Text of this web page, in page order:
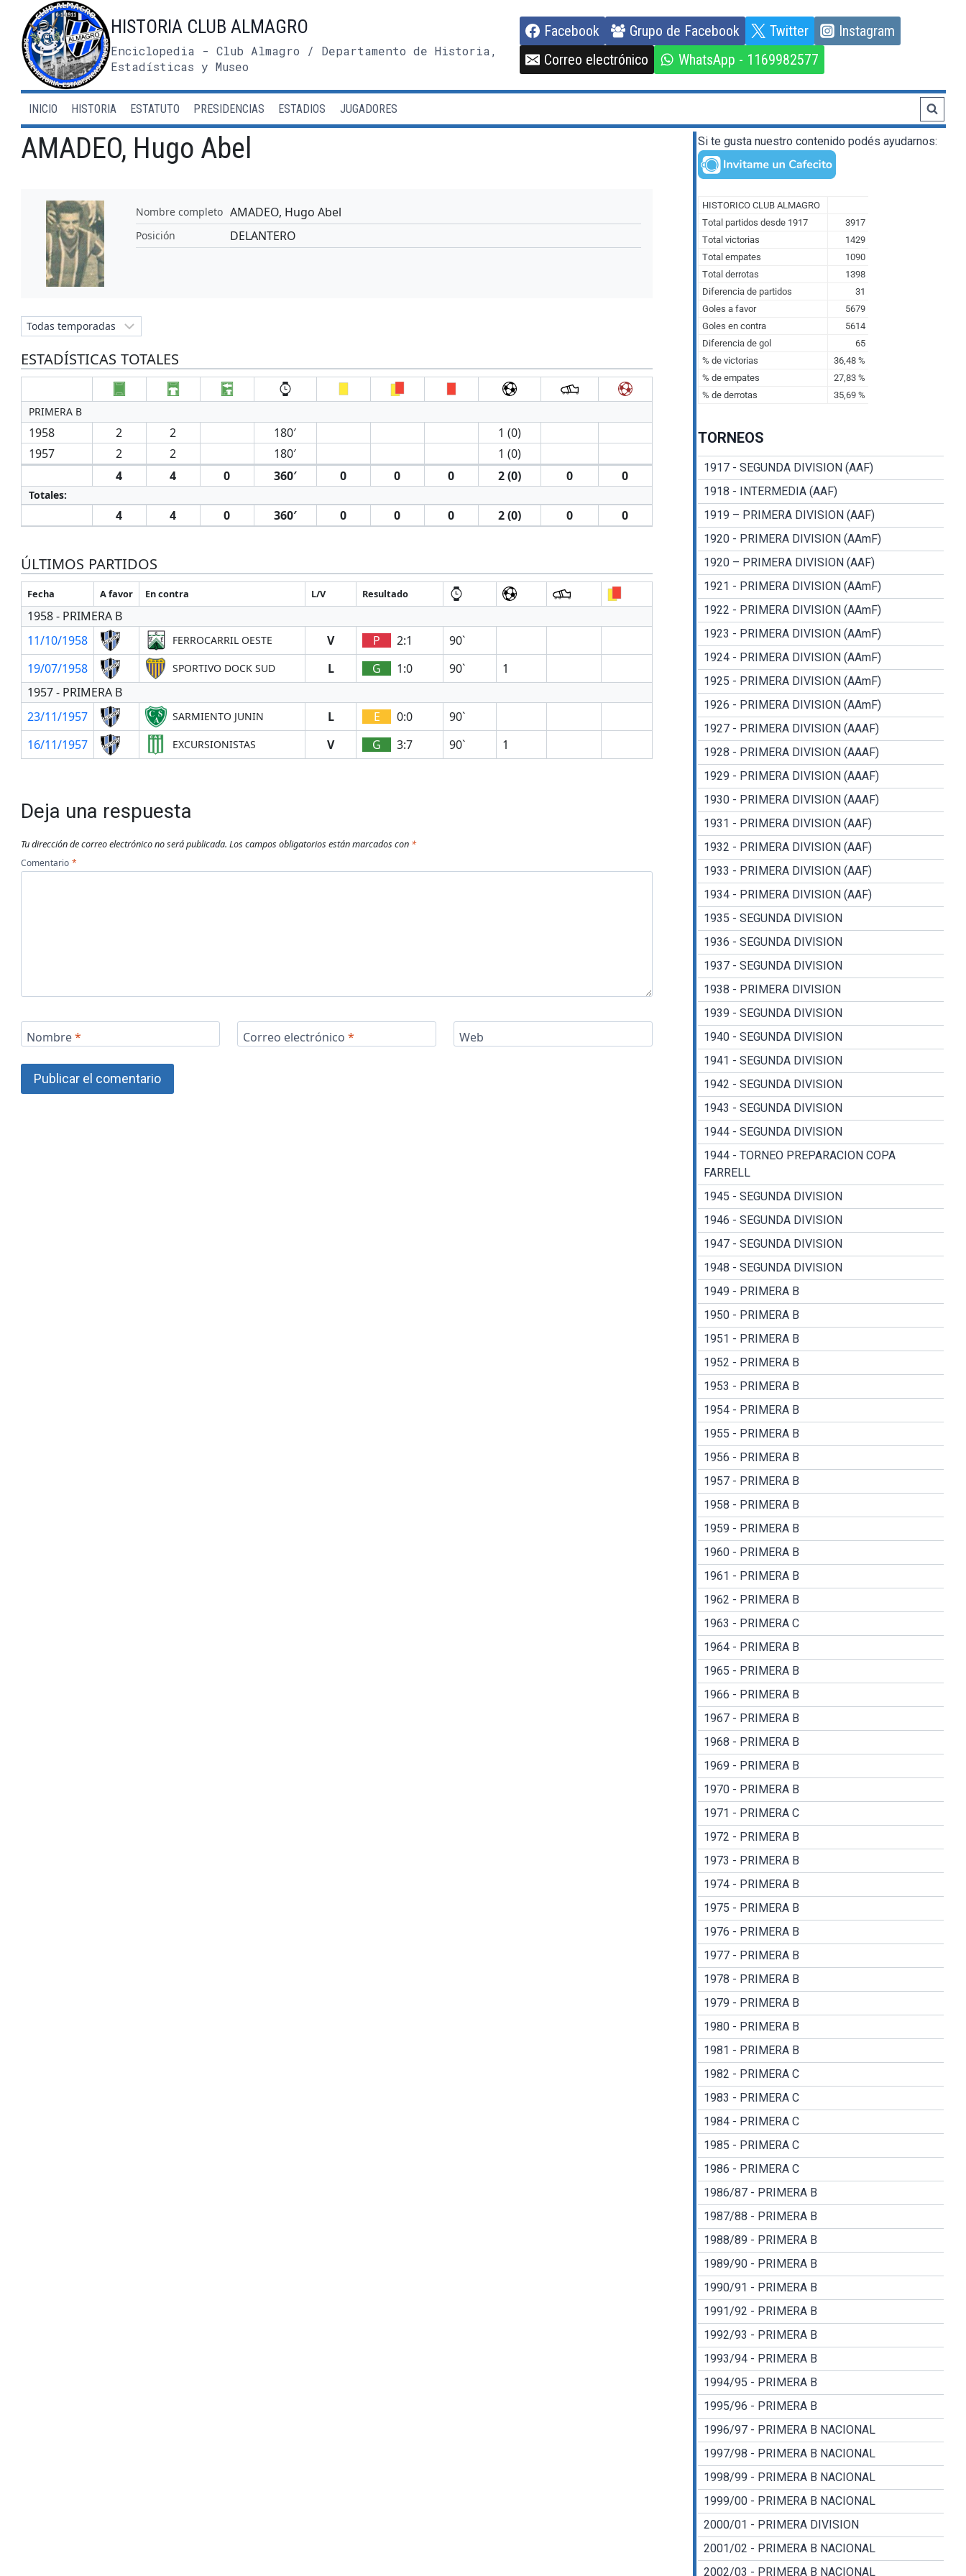
contenido
HISTORIA CLUB ALMAGRO
Enciclopedia - Club Almagro / Departamento de Historia,
Estadísticas y Museo
Facebook Grupo de Facebook Twitter
Instagram
Correo electrónico
WhatsApp - 1169982577
INICIO HISTORIA ESTATUTO PRESIDENCIAS ESTADIOS JUGADORES
AMADEO, Hugo Abel
Nombre completo AMADEO, Hugo Abel
Posición DELANTERO
ESTADÍSTICAS TOTALES
PRIMERA B
1958 2 2 180′
1 (0)
1957
2 2 180′
1 (0)
4
4 0 360′ 0 0 0 2 (0) 0 0
Totales:
4 4 0 360′ 0 0 0 2 (0) 0 0
ÚLTIMOS PARTIDOS
Fecha A favor En contra L/V Resultado
1958 - PRIMERA B
11/10/1958
FERROCARRIL OESTE V P 2:1
90`
19/07/1958
SPORTIVO DOCK SUD L G 1:0 90`
1
1957 - PRIMERA B
23/11/1957
SARMIENTO JUNIN L E 0:0
90`
16/11/1957
EXCURSIONISTAS V G 3:7 90` 1
Deja una respuesta
Tu dirección de correo electrónico no será publicada. Los campos obligatorios están marcados con *
Comentario *
Nombre* Correo electrónico * Web
Si te gusta nuestro contenido podés ayudarnos:
TORNEOS
1917 - SEGUNDA DIVISION (AAF)
1918 - INTERMEDIA (AAF)
1919 – PRIMERA DIVISION (AAF)
1920 - PRIMERA DIVISION (AAmF)
1920 – PRIMERA DIVISION (AAF)
1921 - PRIMERA DIVISION (AAmF)
1922 - PRIMERA DIVISION (AAmF)
1923 - PRIMERA DIVISION (AAmF)
1924 - PRIMERA DIVISION (AAmF)
1925 - PRIMERA DIVISION (AAmF)
1926 - PRIMERA DIVISION (AAmF)
1927 - PRIMERA DIVISION (AAAF)
1928 - PRIMERA DIVISION (AAAF)
1929 - PRIMERA DIVISION (AAAF)
1930 - PRIMERA DIVISION (AAAF)
1931 - PRIMERA DIVISION (AAF)
1932 - PRIMERA DIVISION (AAF)
1933 - PRIMERA DIVISION (AAF)
1934 - PRIMERA DIVISION (AAF)
1935 - SEGUNDA DIVISION
1936 - SEGUNDA DIVISION
1937 - SEGUNDA DIVISION
1938 - PRIMERA DIVISION
1939 - SEGUNDA DIVISION
1940 - SEGUNDA DIVISION
1941 - SEGUNDA DIVISION
1942 - SEGUNDA DIVISION
1943 - SEGUNDA DIVISION
1944 - SEGUNDA DIVISION
1944 - TORNEO PREPARACION COPA
FARRELL
1945 - SEGUNDA DIVISION
1946 - SEGUNDA DIVISION
1947 - SEGUNDA DIVISION
1948 - SEGUNDA DIVISION
1949 - PRIMERA B
1950 - PRIMERA B
1951 - PRIMERA B
1952 - PRIMERA B
1953 - PRIMERA B
1954 - PRIMERA B
1955 - PRIMERA B
1956 - PRIMERA B
1957 - PRIMERA B
1958 - PRIMERA B
1959 - PRIMERA B
1960 - PRIMERA B
1961 - PRIMERA B
1962 - PRIMERA B
1963 - PRIMERA C
1964 - PRIMERA B
1965 - PRIMERA B
1966 - PRIMERA B
1967 - PRIMERA B
1968 - PRIMERA B
1969 - PRIMERA B
1970 - PRIMERA B
1971 - PRIMERA C
1972 - PRIMERA B
1973 - PRIMERA B
1974 - PRIMERA B
1975 - PRIMERA B
1976 - PRIMERA B
1977 - PRIMERA B
1978 - PRIMERA B
1979 - PRIMERA B
1980 - PRIMERA B
1981 - PRIMERA B
1982 - PRIMERA C
1983 - PRIMERA C
1984 - PRIMERA C
1985 - PRIMERA C
1986 - PRIMERA C
1986/87 - PRIMERA B
1987/88 - PRIMERA B
1988/89 - PRIMERA B
1989/90 - PRIMERA B
1990/91 - PRIMERA B
1991/92 - PRIMERA B
1992/93 - PRIMERA B
1993/94 - PRIMERA B
1994/95 - PRIMERA B
1995/96 - PRIMERA B
1996/97 - PRIMERA B NACIONAL
1997/98 - PRIMERA B NACIONAL
1998/99 - PRIMERA B NACIONAL
1999/00 - PRIMERA B NACIONAL
2000/01 - PRIMERA DIVISION
2001/02 - PRIMERA B NACIONAL
2002/03 - PRIMERA B NACIONAL